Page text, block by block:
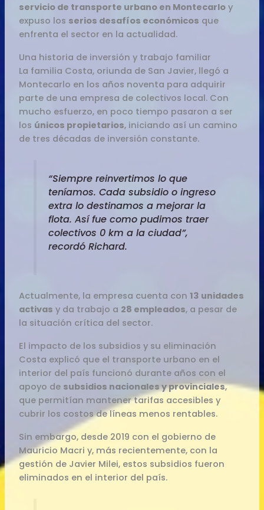
servicio de transporte urbano en Montecarlo y
expuso los serios desafíos económicos que
enfrenta el sector en la actualidad.
Una historia de inversión y trabajo familiar
La familia Costa, oriunda de San Javier, llegó a
Montecarlo en los años noventa para adquirir
parte de una empresa de colectivos local. Con
mucho esfuerzo, en poco tiempo pasaron a ser
los únicos propietarios, iniciando así un camino
de tres décadas de inversión constante.
“Siempre reinvertimos lo que
teníamos. Cada subsidio o ingreso
extra lo destinamos a mejorar la
flota. Así fue como pudimos traer
colectivos 0 km a la ciudad”,
recordó Richard.
Actualmente, la empresa cuenta con13 unidades
activas y da trabajo a 28 empleados, a pesar de
la situación crítica del sector.
El impacto de los subsidios y su eliminación
Costa explicó que el transporte urbano en el
interior del país funcionó durante años con el
apoyo de subsidios nacionales y provinciales,
que permitían mantener tarifas accesibles y
cubrir los costos de líneas menos rentables.
Sin embargo, desde 2019 con el gobierno de
Mauricio Macri y, más recientemente, con la
gestión de Javier Milei, estos subsidios fueron
eliminados en el interior del país.